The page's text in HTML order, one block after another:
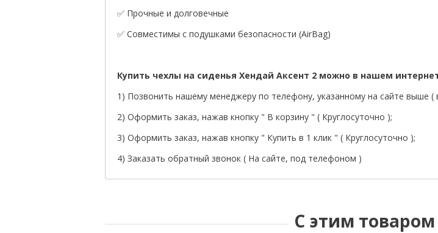
✅ Прочные и долговечные
✅ Совместимы с подушками безопасности (AirBag)
Купить чехлы на сиденья Хендай Аксент 2 можно в нашем
1) Позвонить нашему менеджеру по телефону, указанному на сайте выше (
2) Оформить заказ, нажав кнопку " В корзину " ( Круглосуточно );
3) Оформить заказ, нажав кнопку " Купить в 1 клик " ( Круглосуточно );
4) Заказать обратный звонок ( На сайте, под телефоном )
С этим